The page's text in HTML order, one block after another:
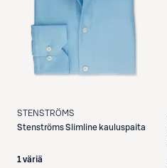
STENSTRÖMS
StenströmsSlimline kauluspaita
1 väriä